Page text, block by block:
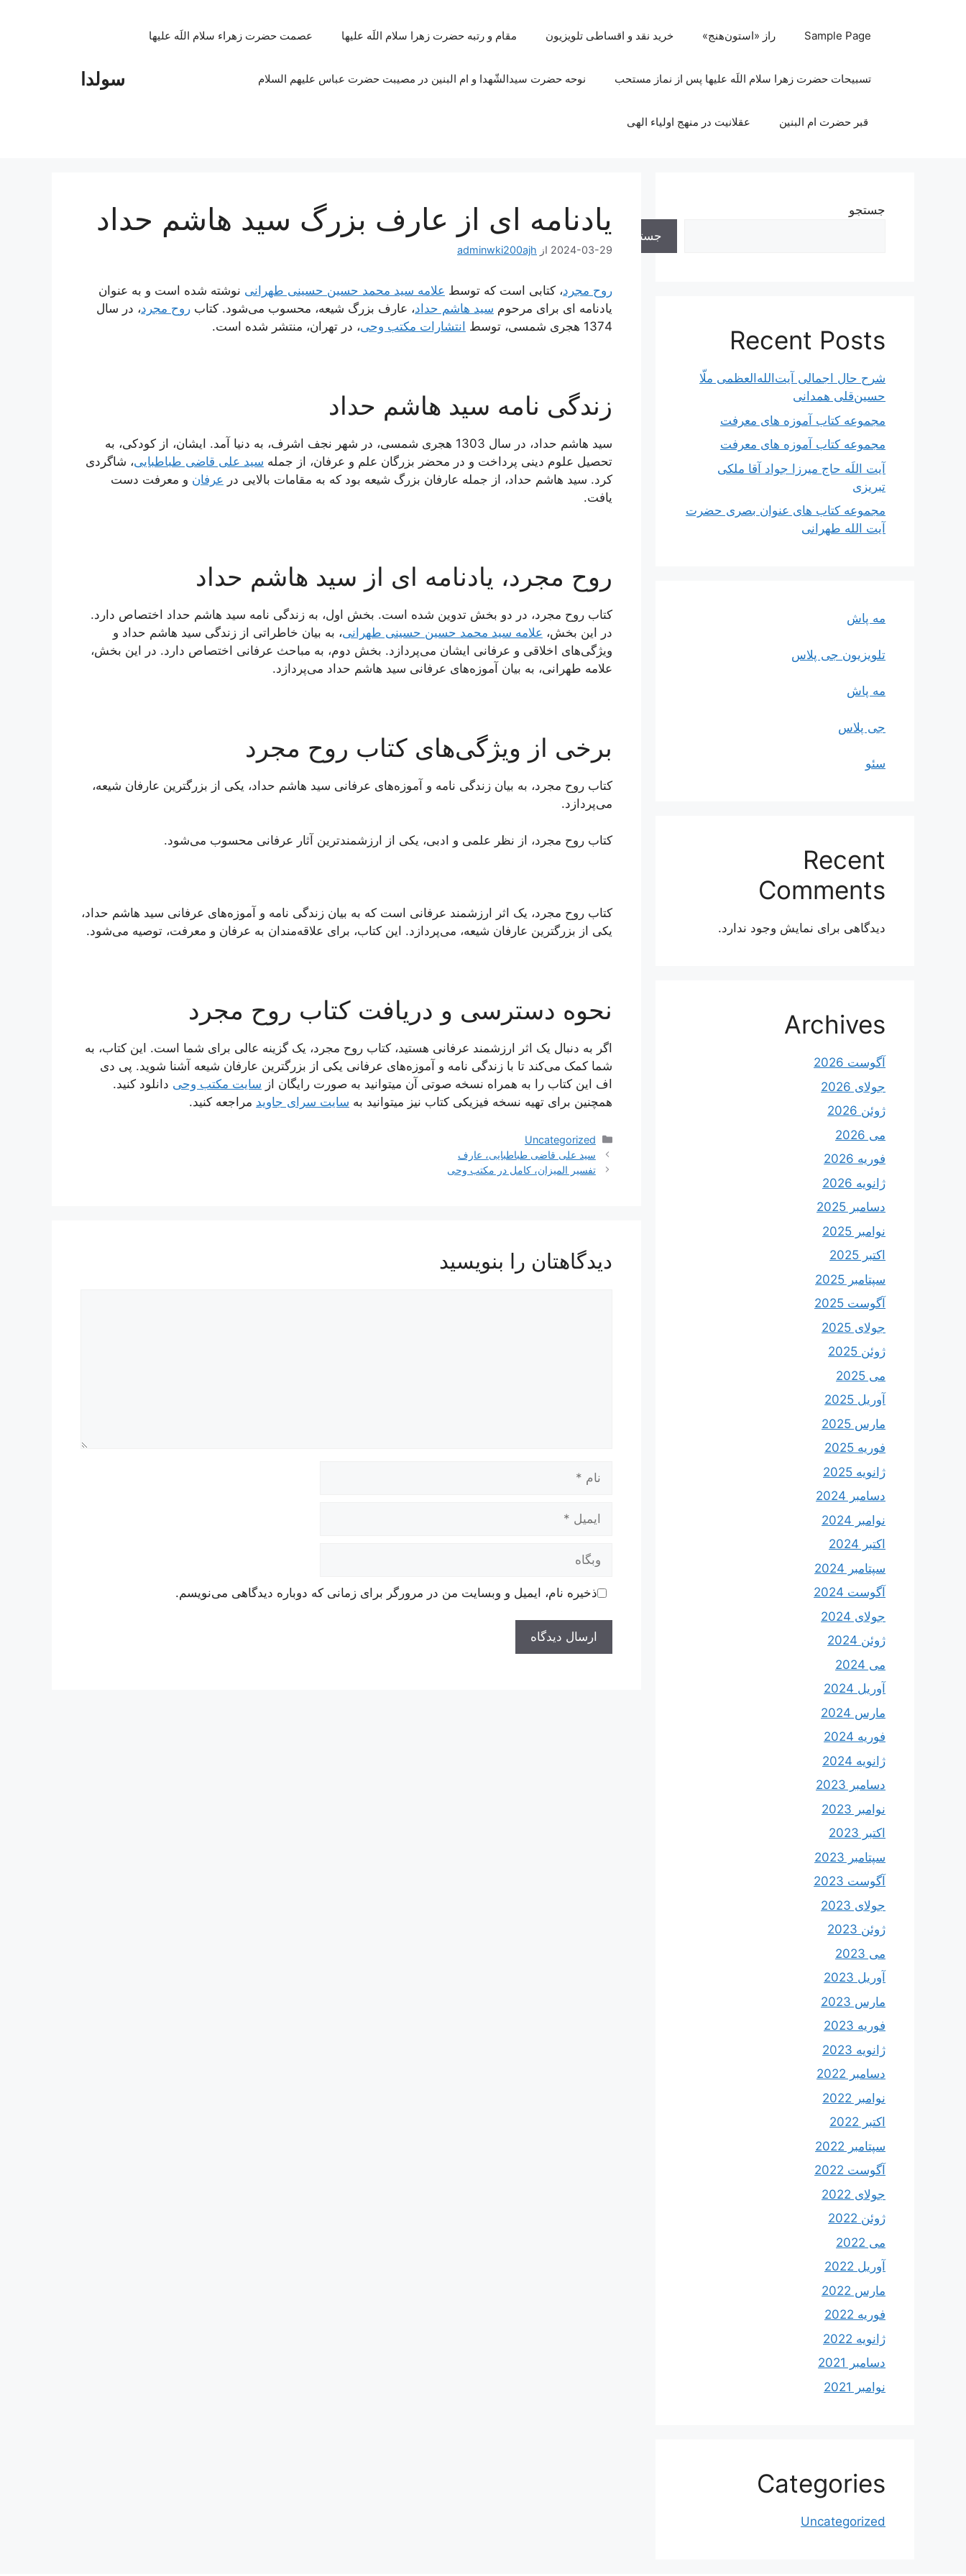
سولدا
Sample Page راز «استون‌هنج» خرید نقد و اقساطی تلویزیون مقام و رتبه حضرت زهرا سلام اللَه علیها عصمت حضرت زهراء سلام اللَه علیها
تسبیحات حضرت زهرا سلام اللَه علیها پس از نماز مستحب نوحه حضرت سیدالشّهدا و ام البنین در مصیبت حضرت عباس علیهم السلام
قبر حضرت ام البنین عقلانیت در منهج اولیاء الهی
یادنامه ای از عارف بزرگ سید هاشم حداد
2024-03-29 از adminwki200ajh
روح مجرد، کتابی است که توسط علامه سید محمد حسین حسینی طهرانی نوشته شده است و به عنوان
یادنامه ای برای مرحوم سید هاشم حداد، عارف بزرگ شیعه، محسوب می‌شود. کتاب روح مجرد، در سال
1374 هجری شمسی، توسط
انتشارات مکتب وحی، در تهران، منتشر شده است.
زندگی نامه سید هاشم حداد
سید هاشم حداد، در سال 1303 هجری شمسی، در شهر نجف اشرف، به دنیا آمد. ایشان، از کودکی، به
تحصیل علوم دینی پرداخت و در محضر بزرگان علم و عرفان، از جمله سید علی قاضی طباطبایی، شاگردی
کرد. سید هاشم حداد، از جمله عارفان بزرگ شیعه بود که به مقامات بالایی در عرفان و معرفت دست
یافت.
روح مجرد، یادنامه ای از سید هاشم حداد
کتاب روح مجرد، در دو بخش تدوین شده است. بخش اول، به زندگی نامه سید هاشم حداد اختصاص دارد.
در این بخش، علامه سید محمد حسین حسینی طهرانی، به بیان خاطراتی از زندگی سید هاشم حداد و
ویژگی‌های اخلاقی و عرفانی ایشان می‌پردازد. بخش دوم، به مباحث عرفانی اختصاص دارد. در این بخش،
علامه طهرانی، به بیان آموزه‌های عرفانی سید هاشم حداد می‌پردازد.
برخی از ویژگی‌های کتاب روح مجرد
کتاب روح مجرد، به بیان زندگی نامه و آموزه‌های عرفانی سید هاشم حداد، یکی از بزرگترین عارفان شیعه،
می‌پردازد.
کتاب روح مجرد، از نظر علمی و ادبی، یکی از ارزشمندترین آثار عرفانی محسوب می‌شود.
کتاب روح مجرد، یک اثر ارزشمند عرفانی است که به بیان زندگی نامه و آموزه‌های عرفانی سید هاشم حداد،
یکی از بزرگترین عارفان شیعه، می‌پردازد. این کتاب، برای علاقه‌مندان به عرفان و معرفت، توصیه می‌شود.
نحوه دسترسی و دریافت کتاب روح مجرد
اگر به دنبال یک اثر ارزشمند عرفانی هستید، کتاب روح مجرد، یک گزینه عالی برای شما است. این کتاب، به
شما کمک می‌کند تا با زندگی نامه و آموزه‌های عرفانی یکی از بزرگترین عارفان شیعه آشنا شوید. پی دی
اف این کتاب را به همراه نسخه صوتی آن میتوانید به صورت رایگان از سایت مکتب وحی دانلود کنید.
همچنین برای تهیه نسخه فیزیکی کتاب نیز میتوانید به سایت سرای جاوید مراجعه کنید.
دسته‌ها
Uncategorized
ناوبری
نوشته‌ها
سید علی قاضی طباطبایی، عارف
تفسیر المیزان، کامل در مکتب وحی
دیدگاهتان را بنویسید
وبگاه
ذخیره نام، ایمیل و وبسایت من در مرورگر برای زمانی که دوباره دیدگاهی می‌نویسم.
جستجو
جستجو
Recent Posts
شرح حال اجمالی آیت‌الله‌العظمی ملّا
حسین‌قلی همدانی
مجموعه کتاب آموزه های معرفت
مجموعه کتاب آموزه های معرفت
آیت اللَه حاج میرزا جواد آقا ملکی
تبریزی
مجموعه کتاب های عنوان بصری حضرت
آیت الله طهرانی
مه پاش
تلویزیون جی پلاس
مه پاش
جی پلاس
سئو
Recent
Comments
دیدگاهی برای نمایش وجود ندارد.
Archives
آگوست 2026
جولای 2026
ژوئن 2026
می 2026
فوریه 2026
ژانویه 2026
دسامبر 2025
نوامبر 2025
اکتبر 2025
سپتامبر 2025
آگوست 2025
جولای 2025
ژوئن 2025
می 2025
آوریل 2025
مارس 2025
فوریه 2025
ژانویه 2025
دسامبر 2024
نوامبر 2024
اکتبر 2024
سپتامبر 2024
آگوست 2024
جولای 2024
ژوئن 2024
می 2024
آوریل 2024
مارس 2024
فوریه 2024
ژانویه 2024
دسامبر 2023
نوامبر 2023
اکتبر 2023
سپتامبر 2023
آگوست 2023
جولای 2023
ژوئن 2023
می 2023
آوریل 2023
مارس 2023
فوریه 2023
ژانویه 2023
دسامبر 2022
نوامبر 2022
اکتبر 2022
سپتامبر 2022
آگوست 2022
جولای 2022
ژوئن 2022
می 2022
آوریل 2022
مارس 2022
فوریه 2022
ژانویه 2022
دسامبر 2021
نوامبر 2021
Categories
Uncategorized